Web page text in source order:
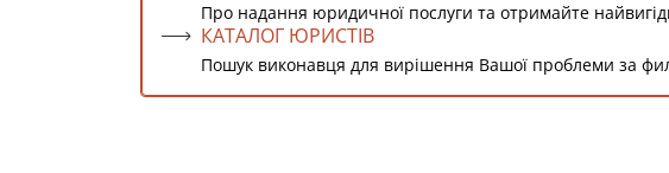
Про надання юридичної послуги та отримайте
КАТАЛОГ ЮРИСТІВ
Пошук виконавця для вирішення Вашої проблеми за